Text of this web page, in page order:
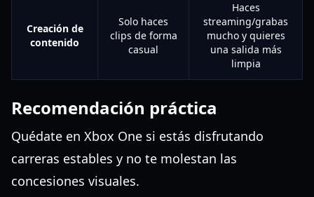
Creación de
contenido
Solo haces
clips de forma
casual
Haces
streaming/grabas
mucho y quieres
una salida más
limpia
Recomendación práctica
Quédate en Xbox One si estás disfrutando
carreras estables y no te molestan las
concesiones visuales.